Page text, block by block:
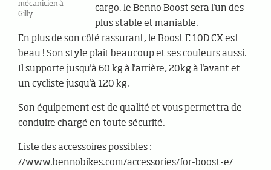
mécanicien à
Gilly
cargo, le Benno Boost sera l'un des
plus stable et maniable.
En plus de son côté rassurant, le Boost E 10D CX est
beau ! Son style plait beaucoup et ses couleurs aussi.
Il supporte jusqu'à 60 kg à l'arrière, 20kg à l'avant et
un cycliste jusqu'à 120 kg.
Son équipement est de qualité et vous permettra de
conduire chargé en toute sécurité.
Liste des accessoires possibles :
//www.bennobikes.com/accessories/for-boost-e/